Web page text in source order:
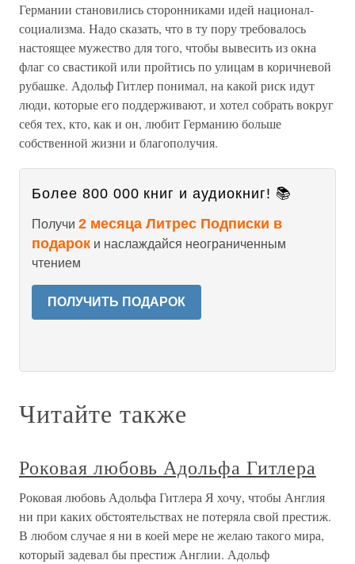
Германии становились сторонниками идей национал-
социализма. Надо сказать, что в ту пору требовалось
настоящее мужество для того, чтобы вывесить из окна
флаг со свастикой или пройтись по улицам в коричневой
рубашке. Адольф Гитлер понимал, на какой риск идут
люди, которые его поддерживают, и хотел собрать вокруг
себя тех, кто, как и он, любит Германию больше
собственной жизни и благополучия.
Более 800 000 книг и аудиокниг! 📚
Получи 2 месяца Литрес Подписки в
подарок и наслаждайся неограниченным
чтением
ПОЛУЧИТЬ ПОДАРОК
Читайте также
Роковая любовь Адольфа Гитлера
Роковая любовь Адольфа Гитлера Я хочу, чтобы Англия
ни при каких обстоятельствах не потеряла свой престиж.
В любом случае я ни в коей мере не желаю такого мира,
который задевал бы престиж Англии. Адольф